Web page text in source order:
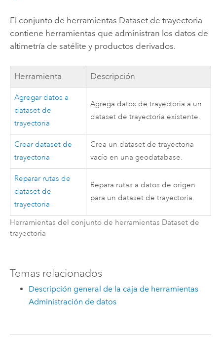
El conjunto de herramientas Dataset de trayectoria
contiene herramientas que administran los datos de
altimetría de satélite y productos derivados.
Herramienta Descripción
Agregar datos a
dataset de
trayectoria
Agrega datos de trayectoria a un
dataset de trayectoria existente.
Crear dataset de
trayectoria
Crea un dataset de trayectoria
vacío en una geodatabase.
Reparar rutas de
dataset de
trayectoria
Repara rutas a datos de origen
para un dataset de trayectoria.
Herramientas del conjunto de herramientas Dataset de
trayectoria
Temas relacionados
Descripción general de la caja de herramientas
Administración de datos